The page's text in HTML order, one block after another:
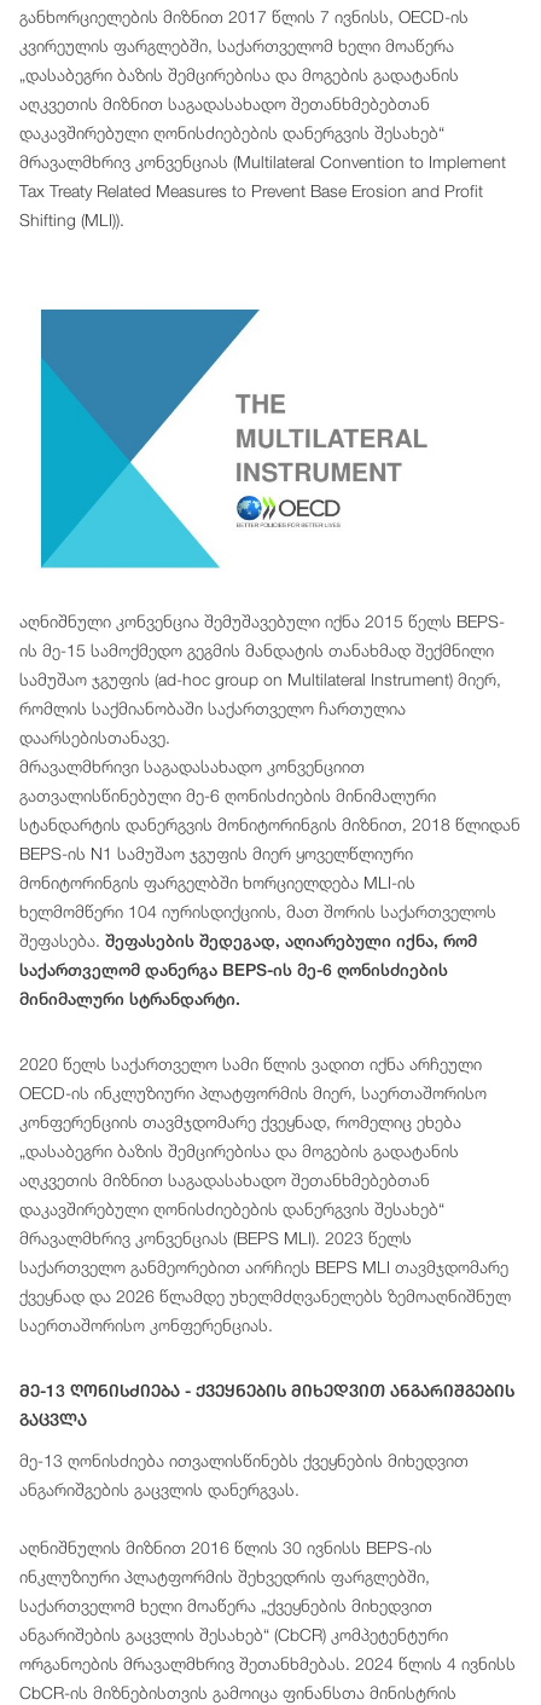
განხორციელების მიზნით 2017 წლის 7 ივნისს, OECD-ის
კვირეულის ფარგლებში, საქართველომ ხელი მოაწერა
„დასაბეგრი ბაზის შემცირებისა და მოგების გადატანის
აღკვეთის მიზნით საგადასახადო შეთანხმებებთან
დაკავშირებული ღონისძიებების დანერგვის შესახებ“
მრავალმხრივ კონვენციას (Multilateral Convention to Implement
Tax Treaty Related Measures to Prevent Base Erosion and Profit
Shifting (MLI)).
აღნიშნული კონვენცია შემუშავებული იქნა 2015 წელს BEPS-
ის მე-15 სამოქმედო გეგმის მანდატის თანახმად შექმნილი
სამუშაო ჯგუფის (ad-hoc group on Multilateral Instrument) მიერ,
რომლის საქმიანობაში საქართველო ჩართულია
დაარსებისთანავე.
მრავალმხრივი საგადასახადო კონვენციით
გათვალისწინებული მე-6 ღონისძიების მინიმალური
სტანდარტის დანერგვის მონიტორინგის მიზნით, 2018 წლიდან
BEPS-ის N1 სამუშაო ჯგუფის მიერ ყოველწლიური
მონიტორინგის ფარგელბში ხორციელდება MLI-ის
ხელმომწერი 104 იურისდიქციის, მათ შორის საქართველოს
შეფასება. შეფასების შედეგად, აღიარებული იქნა, რომ
საქართველომ დანერგა BEPS-ის მე-6 ღონისძიების
მინიმალური სტრანდარტი.
2020 წელს საქართველო სამი წლის ვადით იქნა არჩეული
OECD-ის ინკლუზიური პლატფორმის მიერ, საერთაშორისო
კონფერენციის თავმჯდომარე ქვეყნად, რომელიც ეხება
„დასაბეგრი ბაზის შემცირებისა და მოგების გადატანის
აღკვეთის მიზნით საგადასახადო შეთანხმებებთან
დაკავშირებული ღონისძიებების დანერგვის შესახებ“
მრავალმხრივ კონვენციას (BEPS MLI). 2023 წელს
საქართველო განმეორებით აირჩიეს BEPS MLI თავმჯდომარე
ქვეყნად და 2026 წლამდე უხელმძღვანელებს ზემოაღნიშნულ
საერთაშორისო კონფერენციას.
Მე-13 Ღონისძიება - Ქვეყნების Მიხედვით Ანგარიშგების
Გაცვლა
მე-13 ღონისძიება ითვალისწინებს ქვეყნების მიხედვით
ანგარიშგების გაცვლის დანერგვას.
აღნიშნულის მიზნით 2016 წლის 30 ივნისს BEPS-ის
ინკლუზიური პლატფორმის შეხვედრის ფარგლებში,
საქართველომ ხელი მოაწერა „ქვეყნების მიხედვით
ანგარიშების გაცვლის შესახებ“ (CbCR) კომპეტენტური
ორგანოების მრავალმხრივ შეთანხმებას. 2024 წლის 4 ივნისს
CbCR-ის მიზნებისთვის გამოიცა ფინანსთა მინისტრის